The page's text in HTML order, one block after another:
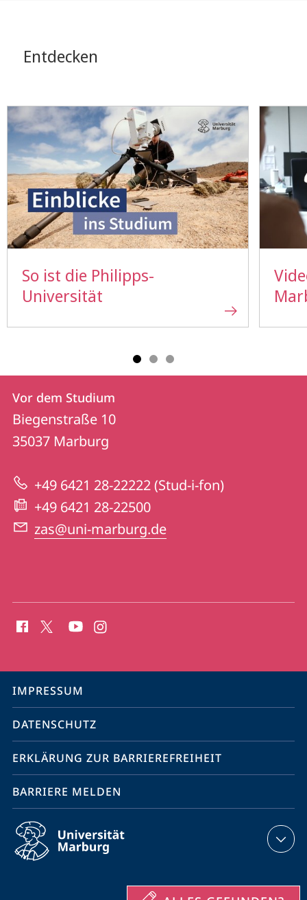
Entdecken
So ist die Philipps-
Universität
Kontakt
und
Informationen
zur
Website
Kontaktinformationen
Vor
dem
Vor dem Studium
Biegenstraße 10
35037 Marburg
+49 6421 28-22222 (Stud-i-fon)
+49 6421 28-22500
zas@uni-marburg.de
Media
Service-
Navigation
IMPRESSUM
DATENSCHUTZ
ERKLÄRUNG ZUR BARRIEREFREIHEIT
BARRIERE MELDEN